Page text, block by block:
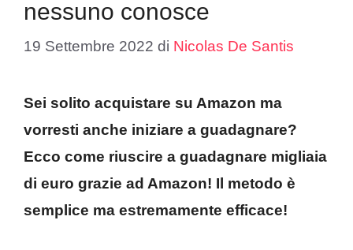
nessuno conosce
19 Settembre 2022 di Nicolas De Santis
Sei solito acquistare su Amazon ma
vorresti anche iniziare a guadagnare?
Ecco come riuscire a guadagnare migliaia
di euro grazie ad Amazon! Il metodo è
semplice ma estremamente efficace!